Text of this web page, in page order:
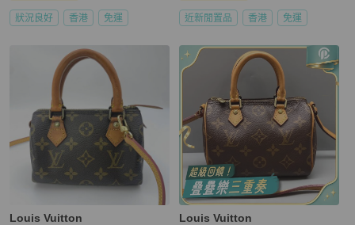
狀況良好 香港 免運 近新閒置品 香港 免運
Louis Vuitton Louis Vuitton